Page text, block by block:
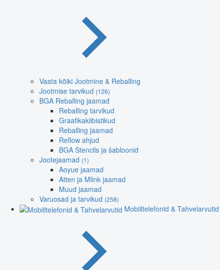
Vaata kõiki Jootmine & Reballing
Jootmise tarvikud (126)
BGA Reballing jaamad
Reballing tarvikud
Graafikakiibistikud
Reballing jaamad
Reflow ahjud
BGA Stencils ja šabloonid
Jootejaamad (1)
Aoyue jaamad
Atten ja Mlink jaamad
Muud jaamad
Varuosad ja tarvikud (258)
Mobiiltelefonid & Tahvelarvutid